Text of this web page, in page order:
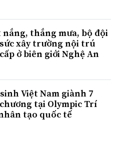
nắng, thắng mưa, bộ đội
xây trường nội trú
ở biên giới Nghệ An
Việt Nam giành 7
tại Olympic Trí
tạo quốc tế